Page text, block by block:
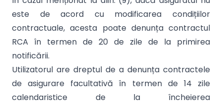
este de acord cu modificarea condițiilor
contractuale, acesta poate denunța contractul
RCA în termen de 20 de zile de la primirea
notificării.
Utilizatorul are dreptul de a denunța contractele
de asigurare facultativă în termen de 14 zile
calendaristice de la încheierea